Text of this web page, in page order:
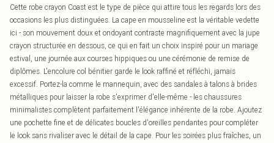
Cette robe crayon Coast est le type de pièce qui attire tous les regards lors des
occasions les plus distinguées. La cape en mousseline est la véritable vedette
ici - son mouvement doux et ondoyant contraste magnifiquement avec la jupe
crayon structurée en dessous, ce qui en fait un choix inspiré pour un mariage
estival, une journée aux courses hippiques ou une cérémonie de remise de
diplômes. L'encolure col bénitier garde le look raffiné et réfléchi, jamais
excessif. Portez-la comme le mannequin, avec des sandales à talons à brides
métalliques pour laisser la robe s'exprimer d'elle-même - les chaussures
minimalistes complètent parfaitement l'élégance inhérente de la robe. Ajoutez
une pochette fine et de délicates boucles d'oreilles pendantes pour compléter
le look sans rivaliser avec le détail de la cape. Pour les soirées plus fraîches, un